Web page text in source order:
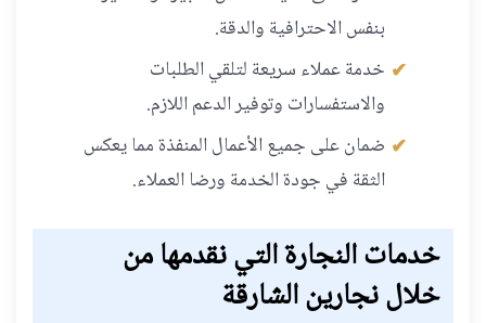
بنفس الاحترافية والدقة.
خدمة عملاء سريعة لتلقي الطلبات
والاستفسارات وتوفير الدعم اللازم.
ضمان على جميع الأعمال المنفذة مما يعكس
الثقة في جودة الخدمة ورضا العملاء.
خدمات النجارة التي نقدمها من
خلال نجارين الشارقة